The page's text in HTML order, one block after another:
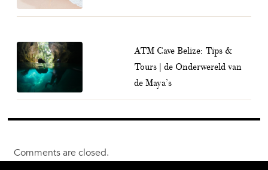
ATM Cave Belize: Tips &
Tours | de Onderwereld van
de Maya’s
Comments are closed.